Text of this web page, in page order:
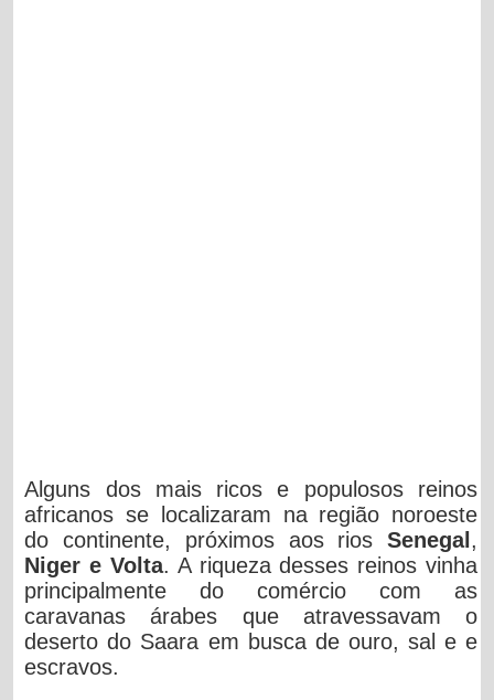
Alguns dos mais ricos e populosos reinos
africanos se localizaram na região noroeste
do continente, próximos aos rios Senegal ,
Niger e Volta. A riqueza desses reinos vinha
principalmente do comércio com as
caravanas árabes que atravessavam o
deserto do Saara em busca de ouro, sal e e
escravos.